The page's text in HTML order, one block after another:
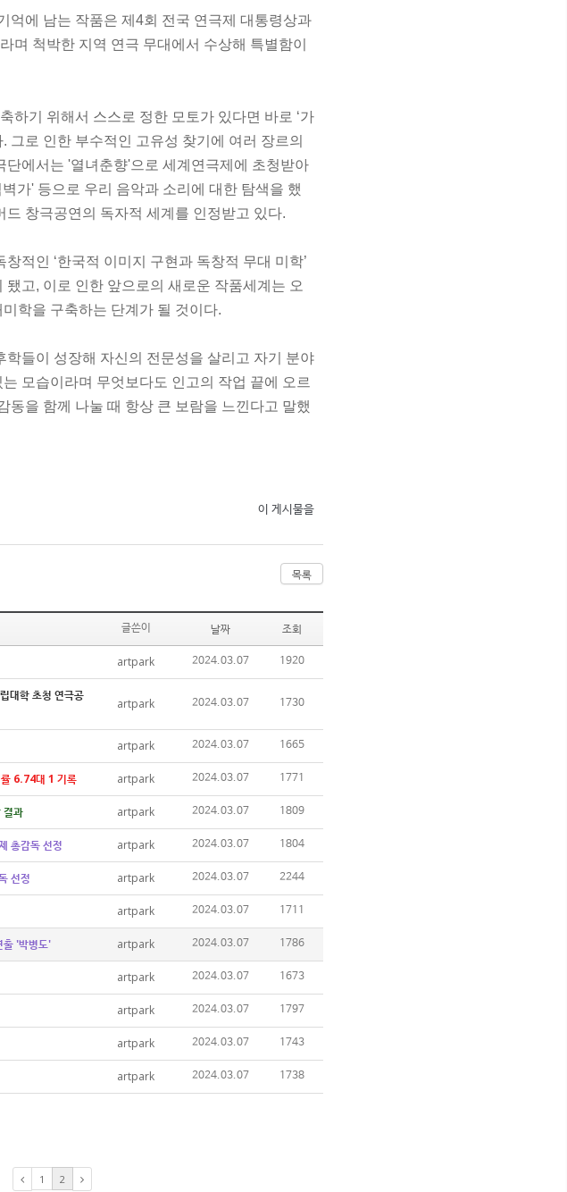
억에 남는 작품은 제4회 전국 연극제 대통령상과
며 척박한 지역 연극 무대에서 수상해 특별함이
하기 위해서 스스로 정한 모토가 있다면 바로 ‘가
그로 인한 부수적인 고유성 찾기에 여러 장르의
단에서는 '열녀춘향'으로 세계연극제에 초청받아
가' 등으로 우리 음악과 소리에 대한 탐색을 했
창극공연의 독자적 세계를 인정받고 있다.
적인 ‘한국적 이미지 구현과 독창적 무대 미학’
고, 이로 인한 앞으로의 새로운 작품세계는 오
학을 구축하는 단계가 될 것이다.
학들이 성장해 자신의 전문성을 살리고 자기 분야
모습이라며 무엇보다도 인고의 작업 끝에 오르
동을 함께 나눌 때 항상 큰 보람을 느낀다고 말했
이 게시물을
목록
글쓴이 날짜 조회
artpark 2024.03.07 1920
대학 초청 연극공
artpark 2024.03.07 1730
artpark 2024.03.07 1665
6.74대 1 기록 artpark 2024.03.07 1771
결과 artpark 2024.03.07 1809
총감독 선정 artpark 2024.03.07 1804
선정 artpark 2024.03.07 2244
artpark 2024.03.07 1711
출 '박병도' artpark 2024.03.07 1786
artpark 2024.03.07 1673
artpark 2024.03.07 1797
artpark 2024.03.07 1743
artpark 2024.03.07 1738
1 2